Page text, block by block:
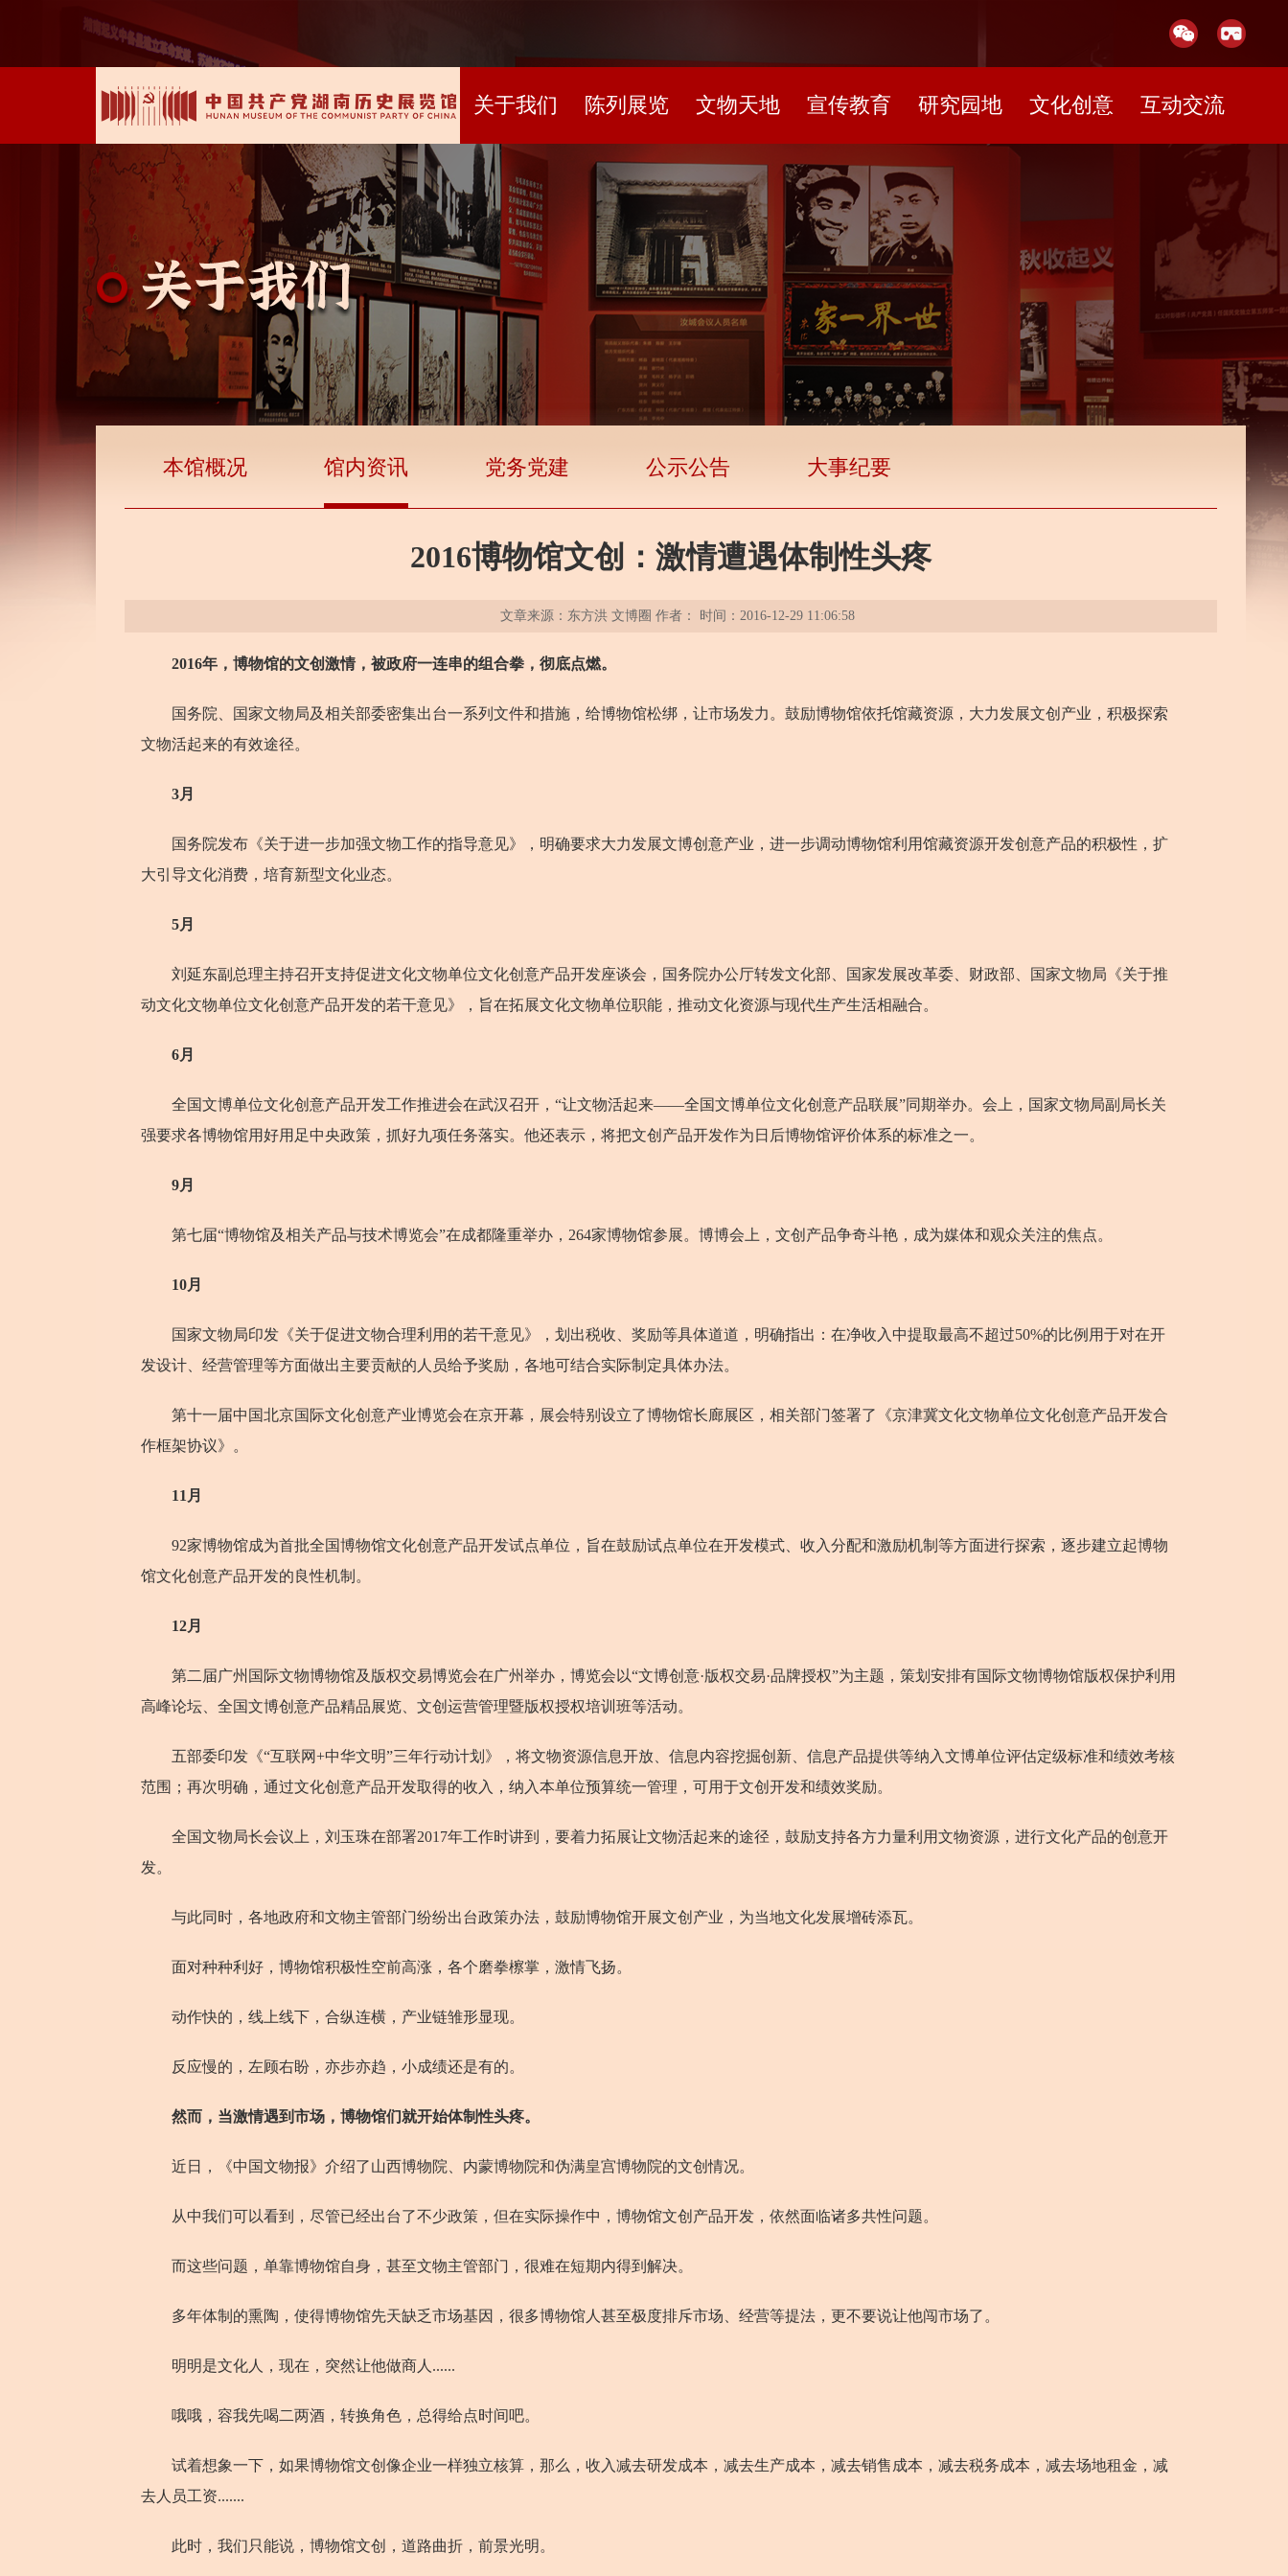
关于我们 陈列展览 文物天地 宣传教育 研究园地 文化创意 互动交流
本馆概况 馆内资讯 党务党建 公示公告 大事纪要
2016博物馆文创：激情遭遇体制性头疼
文章来源：东方洪 文博圈 作者： 时间：2016-12-29 11:06:58
2016年，博物馆的文创激情，被政府一连串的组合拳，彻底点燃。
国务院、国家文物局及相关部委密集出台一系列文件和措施，给博物馆松绑，让市场发力。鼓励博物馆依托馆藏资源，大力发展文创产业，积极探索
文物活起来的有效途径。
3月
国务院发布《关于进一步加强文物工作的指导意见》，明确要求大力发展文博创意产业，进一步调动博物馆利用馆藏资源开发创意产品的积极性，扩
大引导文化消费，培育新型文化业态。
5月
刘延东副总理主持召开支持促进文化文物单位文化创意产品开发座谈会，国务院办公厅转发文化部、国家发展改革委、财政部、国家文物局《关于推
动文化文物单位文化创意产品开发的若干意见》，旨在拓展文化文物单位职能，推动文化资源与现代生产生活相融合。
6月
全国文博单位文化创意产品开发工作推进会在武汉召开，“让文物活起来——全国文博单位文化创意产品联展”同期举办。会上，国家文物局副局长关
强要求各博物馆用好用足中央政策，抓好九项任务落实。他还表示，将把文创产品开发作为日后博物馆评价体系的标准之一。
9月
第七届“博物馆及相关产品与技术博览会”在成都隆重举办，264家博物馆参展。博博会上，文创产品争奇斗艳，成为媒体和观众关注的焦点。
10月
国家文物局印发《关于促进文物合理利用的若干意见》，划出税收、奖励等具体道道，明确指出：在净收入中提取最高不超过50%的比例用于对在开
发设计、经营管理等方面做出主要贡献的人员给予奖励，各地可结合实际制定具体办法。
第十一届中国北京国际文化创意产业博览会在京开幕，展会特别设立了博物馆长廊展区，相关部门签署了《京津冀文化文物单位文化创意产品开发合
作框架协议》。
11月
92家博物馆成为首批全国博物馆文化创意产品开发试点单位，旨在鼓励试点单位在开发模式、收入分配和激励机制等方面进行探索，逐步建立起博物
馆文化创意产品开发的良性机制。
12月
第二届广州国际文物博物馆及版权交易博览会在广州举办，博览会以“文博创意·版权交易·品牌授权”为主题，策划安排有国际文物博物馆版权保护利用
高峰论坛、全国文博创意产品精品展览、文创运营管理暨版权授权培训班等活动。
五部委印发《“互联网+中华文明”三年行动计划》，将文物资源信息开放、信息内容挖掘创新、信息产品提供等纳入文博单位评估定级标准和绩效考核
范围；再次明确，通过文化创意产品开发取得的收入，纳入本单位预算统一管理，可用于文创开发和绩效奖励。
全国文物局长会议上，刘玉珠在部署2017年工作时讲到，要着力拓展让文物活起来的途径，鼓励支持各方力量利用文物资源，进行文化产品的创意开
发。
与此同时，各地政府和文物主管部门纷纷出台政策办法，鼓励博物馆开展文创产业，为当地文化发展增砖添瓦。
面对种种利好，博物馆积极性空前高涨，各个磨拳檫掌，激情飞扬。
动作快的，线上线下，合纵连横，产业链雏形显现。
反应慢的，左顾右盼，亦步亦趋，小成绩还是有的。
然而，当激情遇到市场，博物馆们就开始体制性头疼。
近日，《中国文物报》介绍了山西博物院、内蒙博物院和伪满皇宫博物院的文创情况。
从中我们可以看到，尽管已经出台了不少政策，但在实际操作中，博物馆文创产品开发，依然面临诸多共性问题。
而这些问题，单靠博物馆自身，甚至文物主管部门，很难在短期内得到解决。
多年体制的熏陶，使得博物馆先天缺乏市场基因，很多博物馆人甚至极度排斥市场、经营等提法，更不要说让他闯市场了。
明明是文化人，现在，突然让他做商人......
哦哦，容我先喝二两酒，转换角色，总得给点时间吧。
试着想象一下，如果博物馆文创像企业一样独立核算，那么，收入减去研发成本，减去生产成本，减去销售成本，减去税务成本，减去场地租金，减
去人员工资.......
此时，我们只能说，博物馆文创，道路曲折，前景光明。